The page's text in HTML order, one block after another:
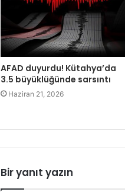
AFAD duyurdu! Kütahya’da
3.5 büyüklüğünde sarsıntı
Haziran 21, 2026
Bir yanıt yazın